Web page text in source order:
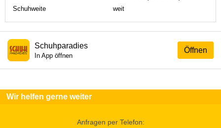
Schuhweite
weit
Öffnen
Schuhparadies
In App öffnen
Wir helfen gerne weiter
Anfragen per Telefon: